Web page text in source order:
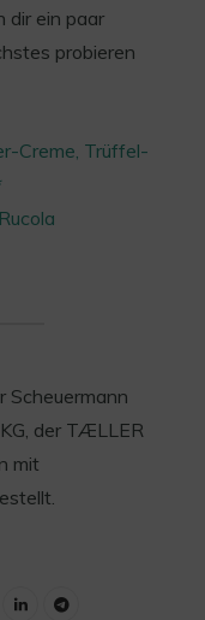
dir ein paar
probieren
Creme, Trüffel-
Scheuermann
der TÆLLER
mit